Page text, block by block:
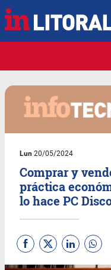
Lun 20/05/2024
Comprar y
práctica
lo hace PC